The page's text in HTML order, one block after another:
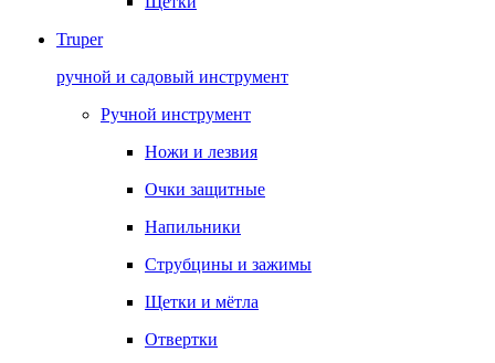
Truper
ручной и садовый инструмент
Ручной инструмент
Ножи и лезвия
Очки защитные
Напильники
Струбцины и зажимы
Щетки и мётла
Отвертки